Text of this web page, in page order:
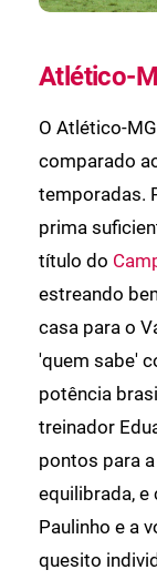
Atlético-
O Atlético-
comparado
temporadas.
prima
título do
estreando
casa para o
'quem sabe'
potência
treinador
pontos para
equilibrada,
Paulinho e a
quesito